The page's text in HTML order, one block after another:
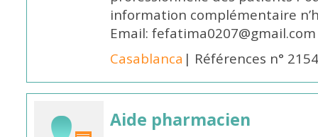
information complémentaire
Email: fefatima0207@gmail.com
Casablanca | Références n°
Aide pharmacien